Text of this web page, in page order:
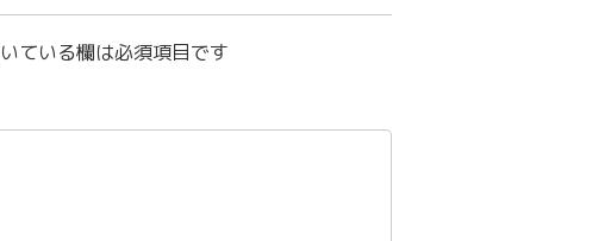
ている欄は必須項目です